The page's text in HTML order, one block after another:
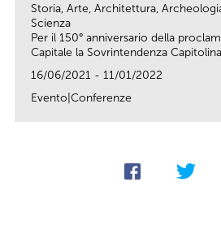
Storia, Arte, Architettura,
Scienza
Per il 150° anniversario della
Capitale la Sovrintendenza
16/06/2021 - 11/01/2022
Evento|Conferenze